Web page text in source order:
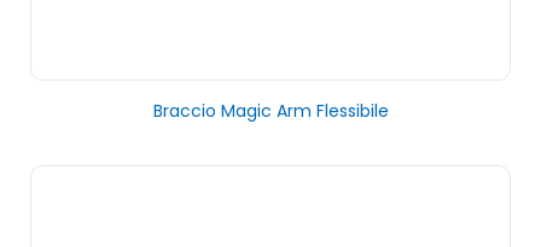
Braccio Magic Arm Flessibile